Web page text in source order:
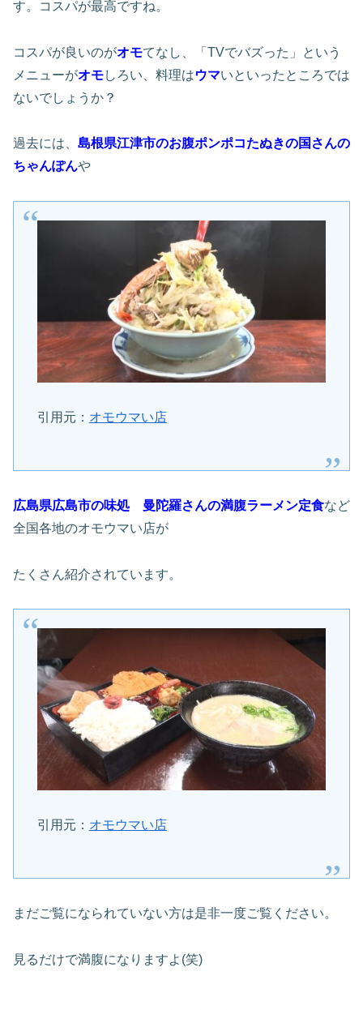
す。コスパが最高ですね。
コスパが良いのがオモてなし、「TVでバズった」という
メニューがオモしろい、料理はウマいといったところでは
ないでしょうか？
過去には、 島根県江津市のお腹ポンポコたぬきの国さんの
ちゃんぽんや
引用元： オモウマい店
広島県広島市の味処 曼陀羅さんの満腹ラーメン定食など
全国各地のオモウマい店が
たくさん紹介されています。
引用元： オモウマい店
まだご覧になられていない方は是非一度ご覧ください。
見るだけで満腹になりますよ(笑)